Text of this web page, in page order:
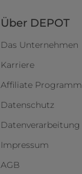
Über DEPOT
Das Unternehmen
Karriere
Affiliate Programm
Datenschutz
Datenverarbeitung
Impressum
AGB